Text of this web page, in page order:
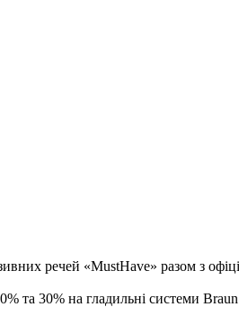
речей «MustHave» разом з
та 30% на гладильні системи